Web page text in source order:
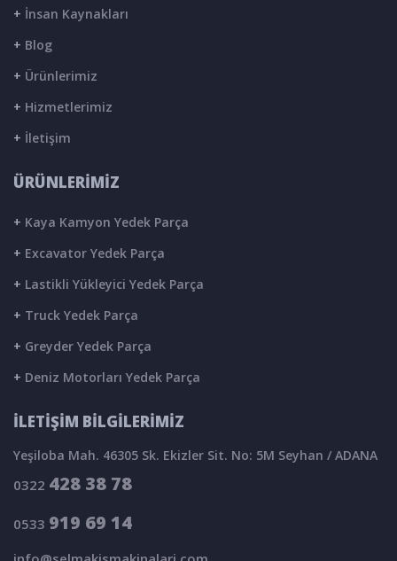
+ İnsan Kaynakları
+ Blog
+ Ürünlerimiz
+ Hizmetlerimiz
+ İletişim
ÜRÜNLERİMİZ
+ Kaya Kamyon Yedek Parça
+ Excavator Yedek Parça
+ Lastikli Yükleyici Yedek Parça
+ Truck Yedek Parça
+ Greyder Yedek Parça
+ Deniz Motorları Yedek Parça
İLETİŞİM BİLGİLERİMİZ
Yeşiloba Mah. 46305 Sk. Ekizler Sit. No: 5M Seyhan / ADANA
0322 428 38 78
0533 919 69 14